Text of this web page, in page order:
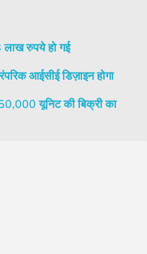
रुपये हो गई
आईसीई डिज़ाइन होगा
यूनिट की बिक्री का